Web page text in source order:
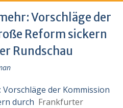
Vorschläge der
Reform sickern
Rundschau
der Kommission
durch Frankfurter